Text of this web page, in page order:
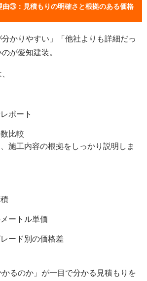
由③：見積もりの明確さと根拠のある価格
分かりやすい」「他社よりも詳細だっ
が愛知建装。
ポート
比較
施工内容の根拠をしっかり説明しま
ートル単価
ード別の価格差
かるのか」が一目で分かる見積もりを